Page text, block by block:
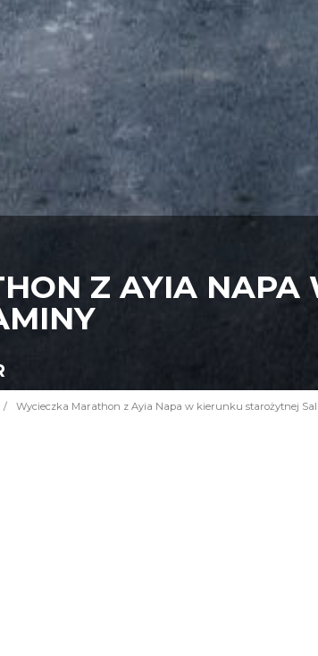
Z AYIA NAPA
/ Wycieczka Marathon z Ayia Napa w kierunku starożytnej